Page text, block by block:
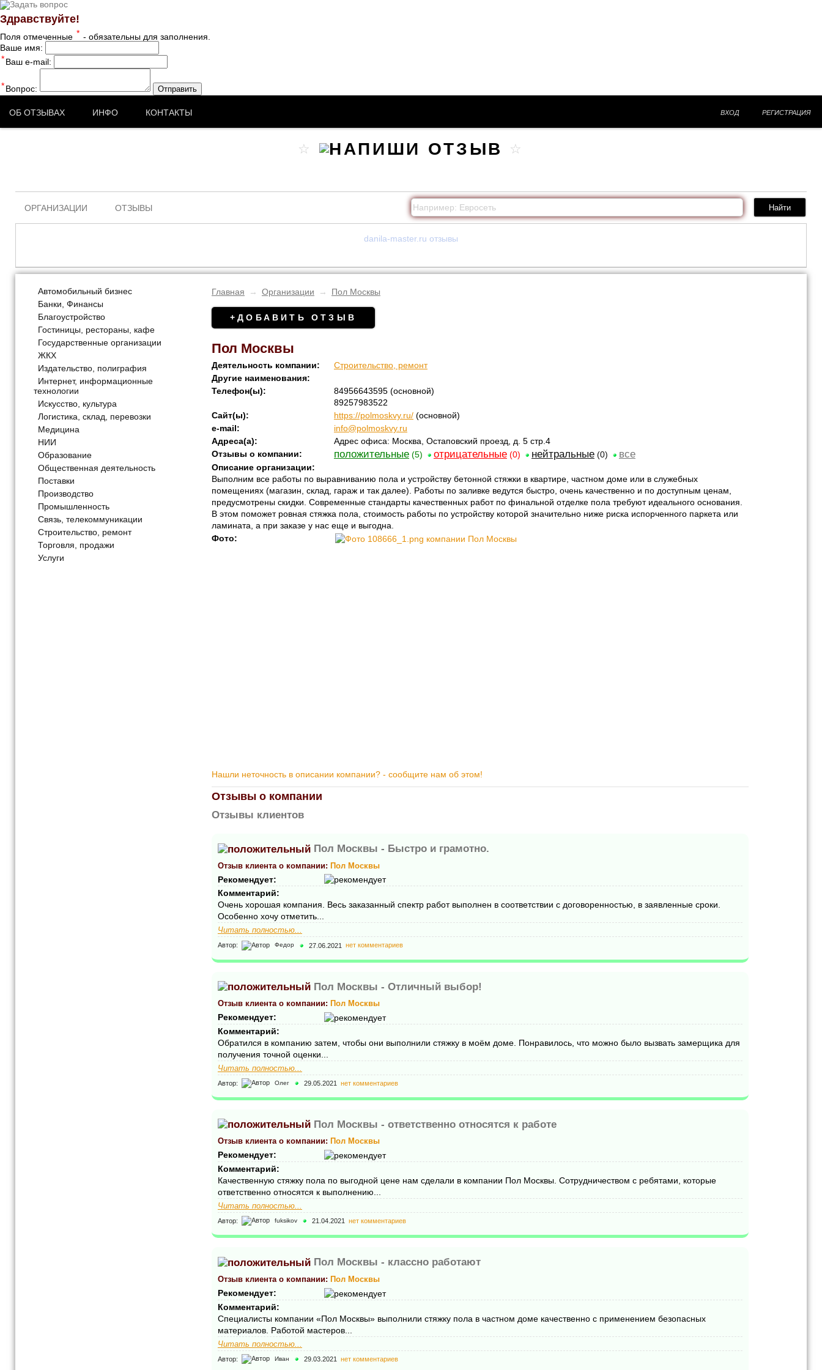
Здравствуйте!
Поля отмеченные * - обязательны для заполнения.
Ваше имя:
*Ваш e-mail:
*Вопрос: Отправить
ОБ ОТЗЫВАХ ИНФО КОНТАКТЫ ВХОД РЕГИСТРАЦИЯ
ОРГАНИЗАЦИИ ОТЗЫВЫ
danila-master.ru отзывы
Автомобильный бизнес
Банки, Финансы
Благоустройство
Гостиницы, рестораны, кафе
Государственные организации
ЖКХ
Издательство, полиграфия
Интернет, информационные
технологии
Искусство, культура
Логистика, склад, перевозки
Медицина
НИИ
Образование
Общественная деятельность
Поставки
Производство
Промышленность
Связь, телекоммуникации
Строительство, ремонт
Торговля, продажи
Услуги
Главная → Организации → Пол Москвы
+ДОБАВИТЬ ОТЗЫВ
Пол Москвы
Деятельность компании:
Строительство, ремонт
Другие наименования:
Телефон(ы):
84956643595(основной)
89257983522
Сайт(ы):
https://polmoskvy.ru/(основной)
e-mail:
info@polmoskvy.ru
Адреса(а):
Адрес офиса: Москва, Остаповский проезд, д. 5 стр.4
Отзывы о компании:
положительные(5) отрицательные(0) нейтральные(0) все
Описание организации:
Выполним все работы по выравниванию пола и устройству бетонной стяжки в квартире, частном доме или в служебных
помещениях (магазин, склад, гараж и так далее). Работы по заливке ведутся быстро, очень качественно и по доступным ценам,
предусмотрены скидки. Современные стандарты качественных работ по финальной отделке пола требуют идеального основания.
В этом поможет ровная стяжка пола, стоимость работы по устройству которой значительно ниже риска испорченного паркета или
ламината, а при заказе у нас еще и выгодна.
Фото:
Нашли неточность в описании компании? - сообщите нам об этом!
Отзывы о компании
Отзывы клиентов
Пол Москвы - Быстро и грамотно.
Отзыв клиента о компании: Пол Москвы
Рекомендует:
Комментарий:
Очень хорошая компания. Весь заказанный спектр работ выполнен в соответствии с договоренностью, в заявленные сроки.
Особенно хочу отметить...
Читать полностью...
Автор: Федор 27.06.2021 нет комментариев
Пол Москвы - Отличный выбор!
Отзыв клиента о компании: Пол Москвы
Рекомендует:
Комментарий:
Обратился в компанию затем, чтобы они выполнили стяжку в моём доме. Понравилось, что можно было вызвать замерщика для
получения точной оценки...
Читать полностью...
Автор: Олег 29.05.2021 нет комментариев
Пол Москвы - ответственно относятся к работе
Отзыв клиента о компании: Пол Москвы
Рекомендует:
Комментарий:
Качественную стяжку пола по выгодной цене нам сделали в компании Пол Москвы. Сотрудничеством с ребятами, которые
ответственно относятся к выполнению...
Читать полностью...
Автор: fuksikov 21.04.2021 нет комментариев
Пол Москвы - классно работают
Отзыв клиента о компании: Пол Москвы
Рекомендует:
Комментарий:
Специалисты компании «Пол Москвы» выполнили стяжку пола в частном доме качественно с применением безопасных
материалов. Работой мастеров...
Читать полностью...
Автор: Иван 29.03.2021 нет комментариев